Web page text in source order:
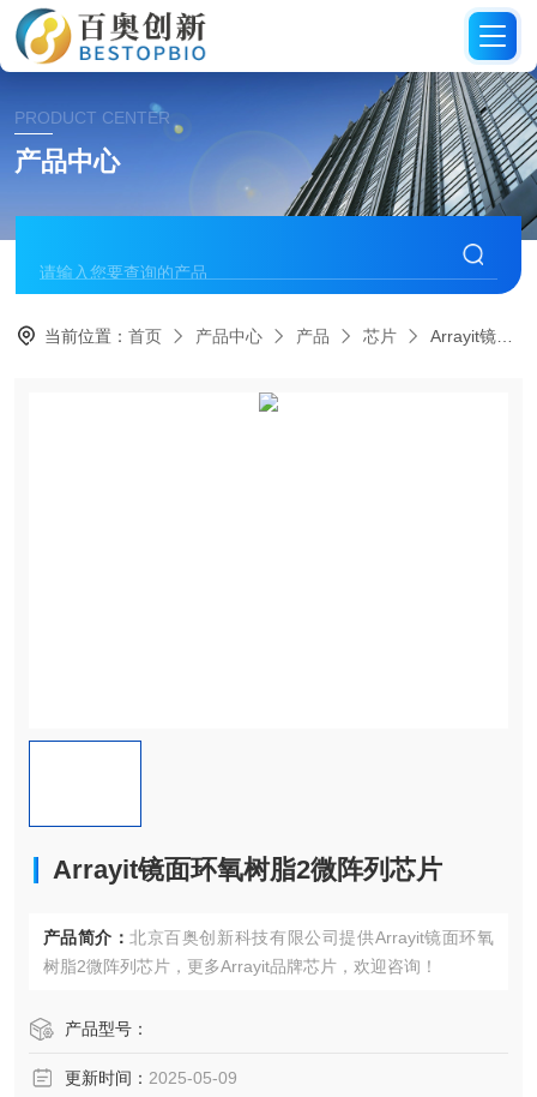
PRODUCT CENTER
产品中心
当前位置：首页 产品中心 产品 芯片 Arrayit镜面环氧树脂2微阵列芯片
Arrayit镜面环氧树脂2微阵列芯片
产品简介： 北京百奥创新科技有限公司提供Arrayit镜面环氧
树脂2微阵列芯片，更多Arrayit品牌芯片，欢迎咨询！
产品型号：
更新时间： 2025-05-09